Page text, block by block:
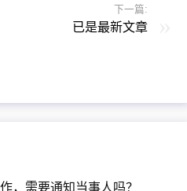
下一篇:
已是最新文章
，需要通知当事人吗？